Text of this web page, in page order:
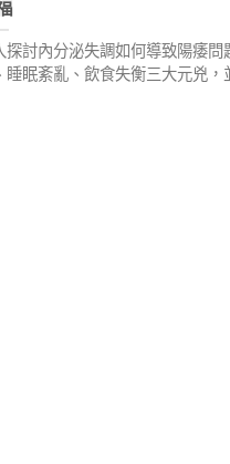
探討內分泌失調如何導致陽痿問
睡眠紊亂、飲食失衡三大元兇，